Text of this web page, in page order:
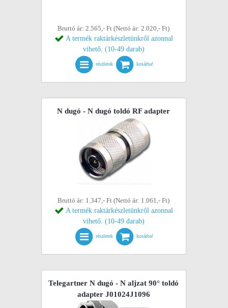
Bruttó ár: 2.565,- Ft (Nettó ár: 2.020,- Ft)
A termék raktárkészletünkről azonnal
vihető. (10-49 darab)
részletek kosárba!
N dugó - N dugó toldó RF adapter
Bruttó ár: 1.347,- Ft (Nettó ár: 1.061,- Ft)
A termék raktárkészletünkről azonnal
vihető. (10-49 darab)
részletek kosárba!
Telegartner N dugó - N aljzat 90° toldó
adapter J01024J1096